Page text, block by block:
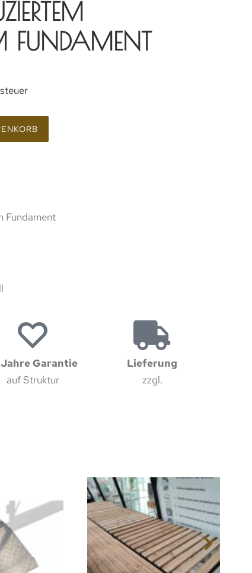
FUNDAMENT
Fundament
Jahre Garantie
auf Struktur
Lieferung
zzgl.